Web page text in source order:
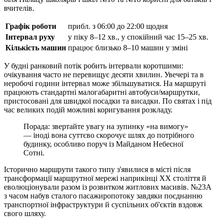
вчителів.
Графік роботи
прибл. з 06:00 до 22:00 щодня
Інтервал руху
у піку 8–12 хв., у спокійний час 15–25 хв.
Кількість машин працює близько 8–10 машин у зміні
У будні ранковий потік робить інтервали коротшими:
очікування часто не перевищує десяти хвилин. Увечері та в
неробочі години інтервал може збільшуватися. На маршруті
працюють стандартні малогабаритні автобуси/маршрутки,
пристосовані для швидкої посадки та висадки. По святах і під
час великих подій можливі коригування розкладу.
Порада: звертайте увагу на зупинку «на вимогу»
— іноді вона суттєво скорочує шлях до потрібного
будинку, особливо поруч із Майданом Небесної
Сотні.
Історично маршрути такого типу з'явилися в місті після
трансформації маршрутної мережі наприкінці XX століття й
еволюціонували разом із розвитком житлових масивів. №23A
з часом набув сталого пасажиропотоку завдяки поєднанню
транспортної інфраструктури й суспільних об'єктів вздовж
свого шляху.